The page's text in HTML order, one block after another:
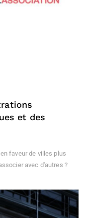
et des
faveur de villes plus
avec d'autres ?